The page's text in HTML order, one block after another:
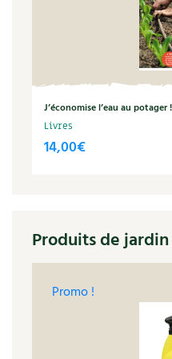
J’économise l’eau au
Livres
14,00€
Produits de jardin
Promo !